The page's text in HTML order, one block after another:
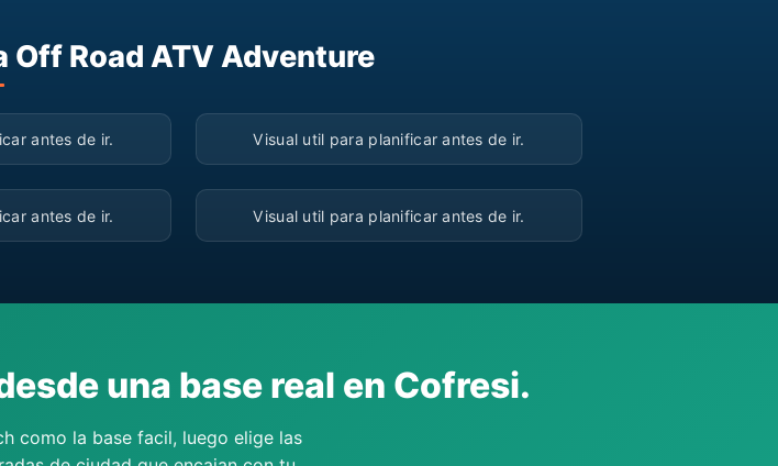
Road ATV Adventure
antes de ir.
▶
Visual util para planificar antes de ir.
antes de ir.
▶
Visual util para planificar antes de ir.
una base real en Cofresi.
como la base facil, luego elige las